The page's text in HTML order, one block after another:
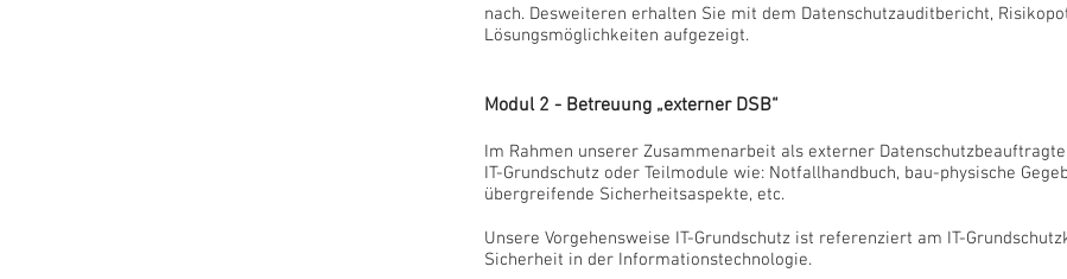
nach. Desweiteren erhalten Sie mit dem Datenschutzauditbericht,
Lösungsmöglichkeiten aufgezeigt.
Modul 2 - Betreuung „externer DSB“
Im Rahmen unserer Zusammenarbeit als externer
IT-Grundschutz oder Teilmodule wie: Notfallhandbuch, bau-physische
übergreifende Sicherheitsaspekte, etc.
Unsere Vorgehensweise IT-Grundschutz ist referenziert am IT-
Sicherheit in der Informationstechnologie.